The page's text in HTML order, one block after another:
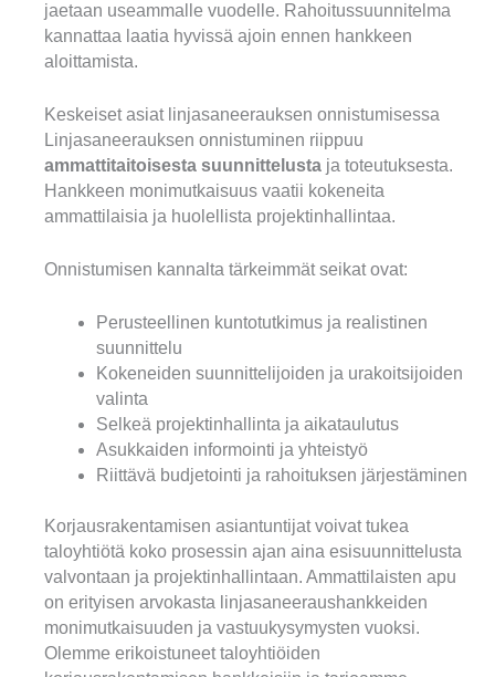
jaetaan useammalle vuodelle. Rahoitussuunnitelma
kannattaa laatia hyvissä ajoin ennen hankkeen
aloittamista.
Keskeiset asiat linjasaneerauksen onnistumisessa
Linjasaneerauksen onnistuminen riippuu
ammattitaitoisesta suunnittelusta ja toteutuksesta.
Hankkeen monimutkaisuus vaatii kokeneita
ammattilaisia ja huolellista projektinhallintaa.
Onnistumisen kannalta tärkeimmät seikat ovat:
Perusteellinen kuntotutkimus ja realistinen
suunnittelu
Kokeneiden suunnittelijoiden ja urakoitsijoiden
valinta
Selkeä projektinhallinta ja aikataulutus
Asukkaiden informointi ja yhteistyö
Riittävä budjetointi ja rahoituksen järjestäminen
Korjausrakentamisen asiantuntijat voivat tukea
taloyhtiötä koko prosessin ajan aina esisuunnittelusta
valvontaan ja projektinhallintaan. Ammattilaisten apu
on erityisen arvokasta linjasaneeraushankkeiden
monimutkaisuuden ja vastuukysymysten vuoksi.
Olemme erikoistuneet taloyhtiöiden